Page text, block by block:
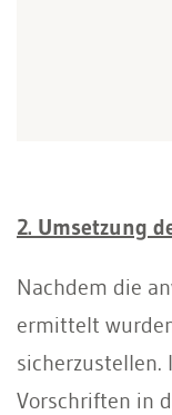
2. Umsetzung
Nachdem die
ermittelt
sicherzustellen.
Vorschriften in